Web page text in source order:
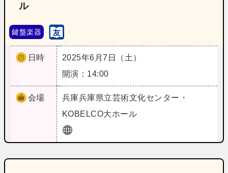
ル
鍵盤楽器
日時
2025年6月7日（土）
開演：14:00
会場 兵庫兵庫県立芸術文化センター・
KOBELCO大ホール